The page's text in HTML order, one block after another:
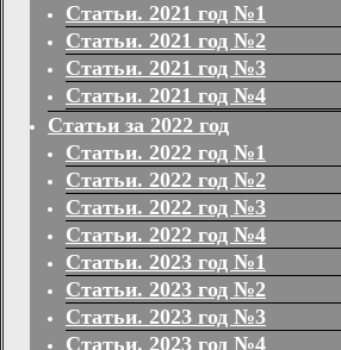
Статьи. 2021 год №1
Статьи. 2021 год №2
Статьи. 2021 год №3
Статьи. 2021 год №4
Статьи за 2022 год
Статьи. 2022 год №1
Статьи. 2022 год №2
Статьи. 2022 год №3
Статьи. 2022 год №4
Статьи. 2023 год №1
Статьи. 2023 год №2
Статьи. 2023 год №3
Статьи. 2023 год №4